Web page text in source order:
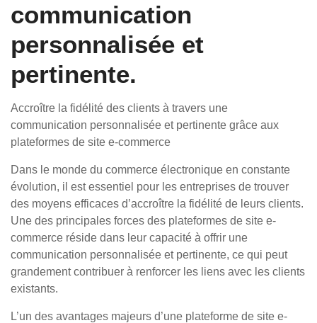
communication
personnalisée et
pertinente.
Accroître la fidélité des clients à travers une
communication personnalisée et pertinente grâce aux
plateformes de site e-commerce
Dans le monde du commerce électronique en constante
évolution, il est essentiel pour les entreprises de trouver
des moyens efficaces d’accroître la fidélité de leurs clients.
Une des principales forces des plateformes de site e-
commerce réside dans leur capacité à offrir une
communication personnalisée et pertinente, ce qui peut
grandement contribuer à renforcer les liens avec les clients
existants.
L’un des avantages majeurs d’une plateforme de site e-